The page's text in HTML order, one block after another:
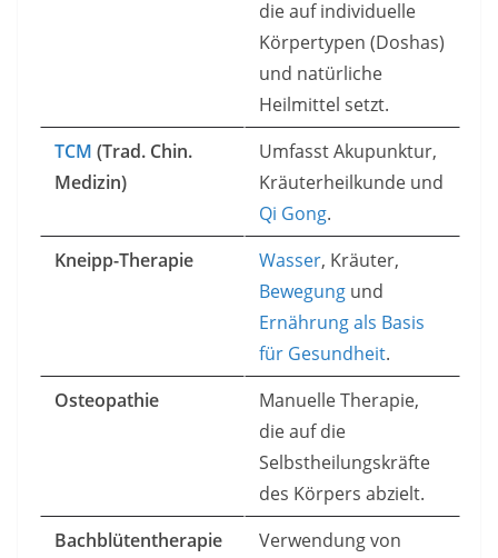
die auf individuelle
Körpertypen (Doshas)
und natürliche
Heilmittel setzt.
TCM (Trad. Chin.
Medizin)
Umfasst Akupunktur,
Kräuterheilkunde und
Qi Gong.
Kneipp-Therapie
Wasser, Kräuter,
Bewegung und
Ernährung als Basis
für Gesundheit.
Osteopathie
Manuelle Therapie,
die auf die
Selbstheilungskräfte
des Körpers abzielt.
Bachblütentherapie
Verwendung von